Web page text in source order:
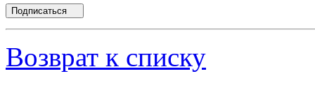
Подписаться
Возврат к списку